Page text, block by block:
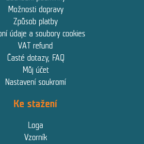
Možnosti dopravy
Způsob platby
údaje a soubory cookies
VAT refund
Časté dotazy, FAQ
Můj účet
Nastavení soukromí
Ke stažení
Loga
Vzorník